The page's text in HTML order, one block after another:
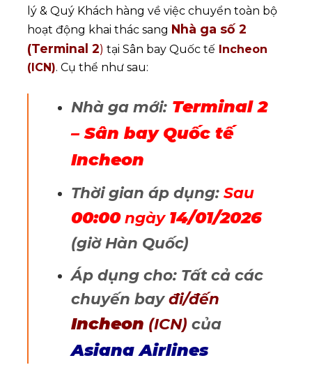
lý & Quý Khách hàng về việc chuyển toàn bộ
hoạt động khai thác sang Nhà ga số 2
(Terminal 2) tại Sân bay Quốc tế Incheon
(ICN). Cụ thể như sau:
Nhà ga mới: Terminal 2
– Sân bay Quốc tế
Incheon
Thời gian áp dụng: Sau
00:00ngày 14/01/2026
(giờ Hàn Quốc)
Áp dụng cho: Tất cả các
chuyến bayđi/đến
Incheon (ICN) của
Asiana Airlines